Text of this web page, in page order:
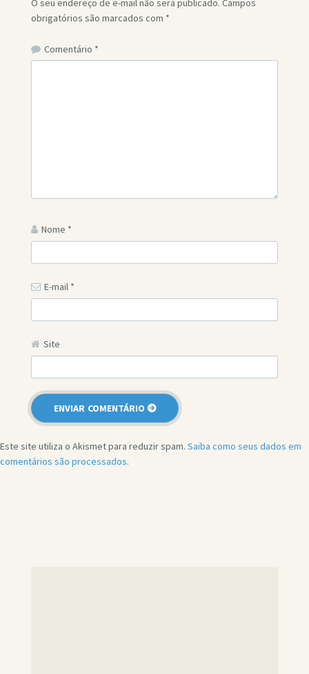
O seu endereço de e-mail não será publicado. Campos
obrigatórios são marcados com *
Comentário *
Nome *
E-mail *
Site
Este site utiliza o Akismet para reduzir spam. Saiba como seus dados em
comentários são processados.